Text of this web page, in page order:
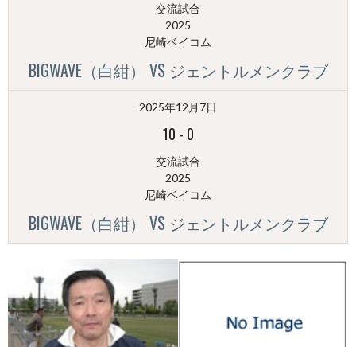
交流試合
2025
尼崎ベイコム
BIGWAVE（白紺） VS ジェントルメンクラブ
2025年12月7日
10 - 0
交流試合
2025
尼崎ベイコム
BIGWAVE（白紺） VS ジェントルメンクラブ